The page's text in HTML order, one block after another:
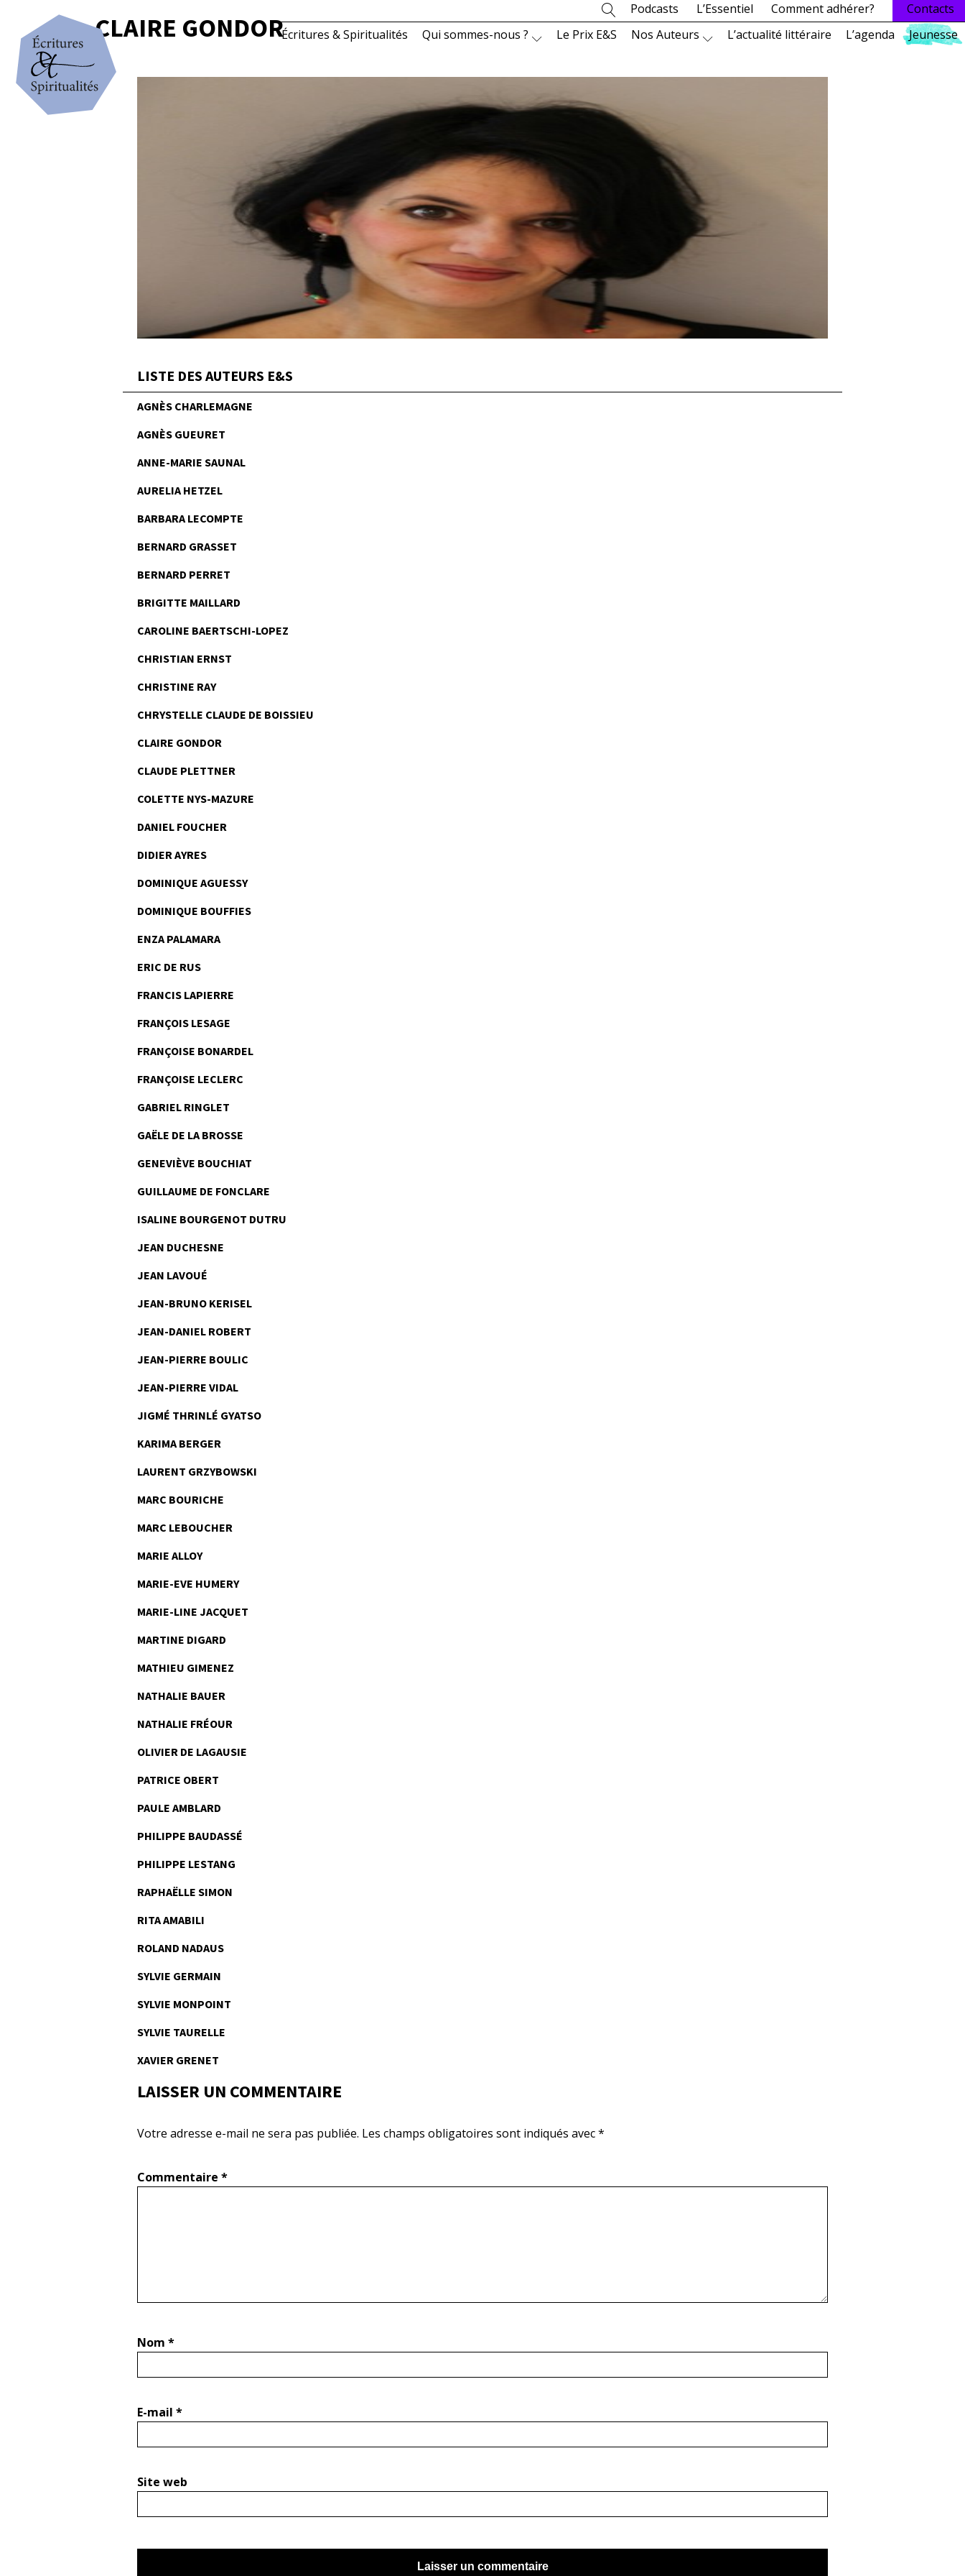
Podcasts L’Essentiel Comment adhérer?
Contacts
Écritures & Spiritualités
Qui sommes-nous ? Le Prix E&S Nos Auteurs L’actualité littéraire L’agenda Jeunesse
CLAIRE GONDOR
LISTE DES AUTEURS E&S
AGNÈS CHARLEMAGNE
AGNÈS GUEURET
ANNE-MARIE SAUNAL
AURELIA HETZEL
BARBARA LECOMPTE
BERNARD GRASSET
BERNARD PERRET
BRIGITTE MAILLARD
CAROLINE BAERTSCHI-LOPEZ
CHRISTIAN ERNST
CHRISTINE RAY
CHRYSTELLE CLAUDE DE BOISSIEU
CLAIRE GONDOR
CLAUDE PLETTNER
COLETTE NYS-MAZURE
DANIEL FOUCHER
DIDIER AYRES
DOMINIQUE AGUESSY
DOMINIQUE BOUFFIES
ENZA PALAMARA
ERIC DE RUS
FRANCIS LAPIERRE
FRANÇOIS LESAGE
FRANÇOISE BONARDEL
FRANÇOISE LECLERC
GABRIEL RINGLET
GAËLE DE LA BROSSE
GENEVIÈVE BOUCHIAT
GUILLAUME DE FONCLARE
ISALINE BOURGENOT DUTRU
JEAN DUCHESNE
JEAN LAVOUÉ
JEAN-BRUNO KERISEL
JEAN-DANIEL ROBERT
JEAN-PIERRE BOULIC
JEAN-PIERRE VIDAL
JIGMÉ THRINLÉ GYATSO
KARIMA BERGER
LAURENT GRZYBOWSKI
MARC BOURICHE
MARC LEBOUCHER
MARIE ALLOY
MARIE-EVE HUMERY
MARIE-LINE JACQUET
MARTINE DIGARD
MATHIEU GIMENEZ
NATHALIE BAUER
NATHALIE FRÉOUR
OLIVIER DE LAGAUSIE
PATRICE OBERT
PAULE AMBLARD
PHILIPPE BAUDASSÉ
PHILIPPE LESTANG
RAPHAËLLE SIMON
RITA AMABILI
ROLAND NADAUS
SYLVIE GERMAIN
SYLVIE MONPOINT
SYLVIE TAURELLE
XAVIER GRENET
LAISSER UN COMMENTAIRE
Votre adresse e-mail ne sera pas publiée. Les champs obligatoires sont indiqués avec*
Commentaire *
Nom *
E-mail *
Site web